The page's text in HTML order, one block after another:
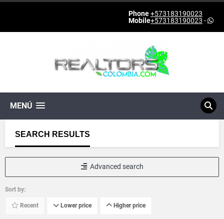
Phone+573183190023
Mobile+573183190023 -
MENÚ
SEARCH RESULTS
Advanced search
Sort by:
Recent Lower price Higher price